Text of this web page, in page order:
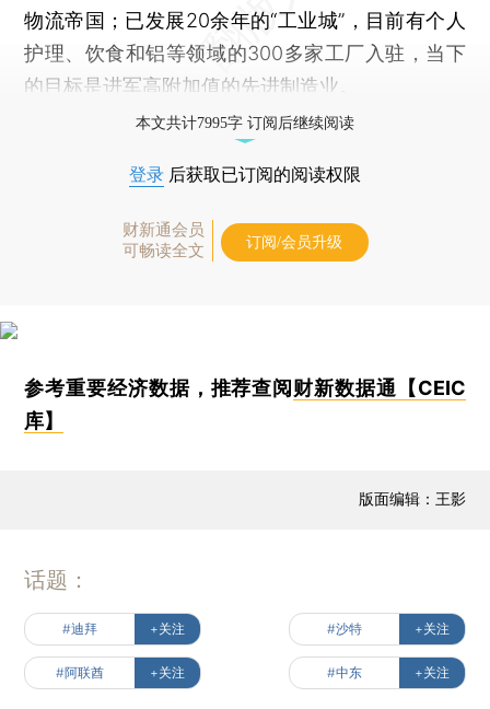
物流帝国；已发展20余年的“工业城”，目前有个人
护理、饮食和铝等领域的300多家工厂入驻，当下
的目标是进军高附加值的先进制造业。
本文共计7995字 订阅后继续阅读
登录 后获取已订阅的阅读权限
财新通会员
可畅读全文
订阅/会员升级
参考重要经济数据，推荐查阅财新数据通【CEIC
库】
版面编辑：王影
话题：
#迪拜 +关注 #沙特 +关注
#阿联酋 +关注 #中东 +关注